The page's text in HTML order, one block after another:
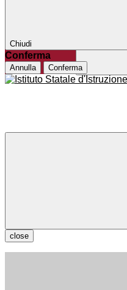
Chiudi
Conferma
Annulla Conferma
close